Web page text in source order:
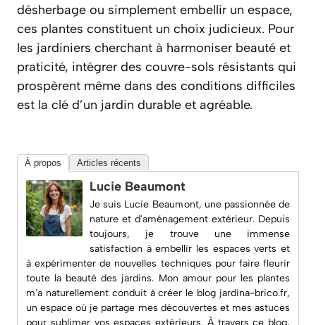
désherbage ou simplement embellir un espace,
ces plantes constituent un choix judicieux. Pour
les jardiniers cherchant à harmoniser beauté et
praticité, intégrer des couvre-sols résistants qui
prospèrent même dans des conditions difficiles
est la clé d’un jardin durable et agréable.
À propos Articles récents
Lucie Beaumont
Je suis Lucie Beaumont, une passionnée de
nature et d'aménagement extérieur. Depuis
toujours, je trouve une immense
satisfaction à embellir les espaces verts et
à expérimenter de nouvelles techniques pour faire fleurir
toute la beauté des jardins. Mon amour pour les plantes
m'a naturellement conduit à créer le blog jardina-brico.fr,
un espace où je partage mes découvertes et mes astuces
pour sublimer vos espaces extérieurs. À travers ce blog,